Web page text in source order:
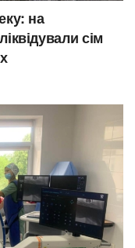
на
сім